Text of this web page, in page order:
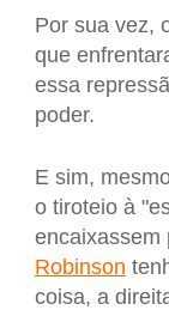
Por sua vez,
que
essa
poder.
E sim,
o tiroteio à
encaixassem
Robinson
coisa, a